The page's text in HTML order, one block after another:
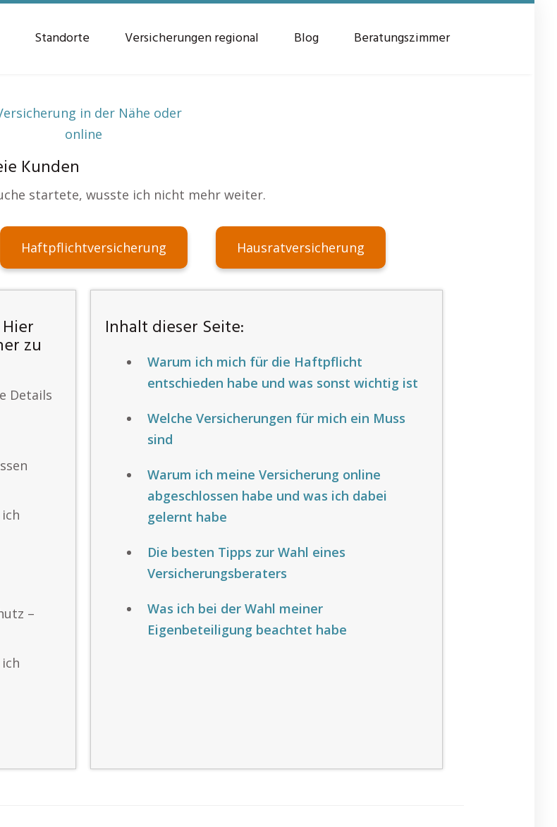
Standorte Versicherungen regional Blog Beratungszimmer
Kunden
startete, wusste ich nicht mehr weiter.
Haftpflichtversicherung Hausratversicherung
zu
Details
–
Inhalt dieser Seite:
Warum ich mich für die Haftpflicht
entschieden habe und was sonst wichtig ist
Welche Versicherungen für mich ein Muss
sind
Warum ich meine Versicherung online
abgeschlossen habe und was ich dabei
gelernt habe
Die besten Tipps zur Wahl eines
Versicherungsberaters
Was ich bei der Wahl meiner
Eigenbeteiligung beachtet habe